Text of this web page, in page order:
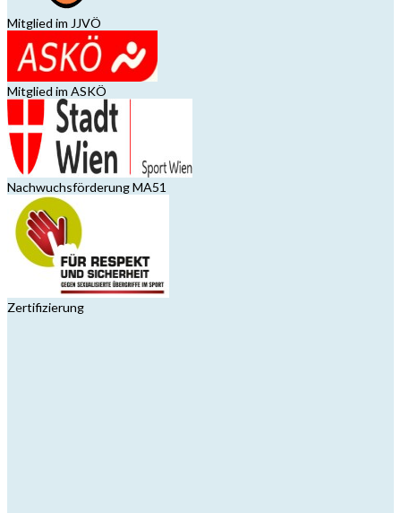
Mitglied im JJVÖ
Mitglied im ASKÖ
Nachwuchsförderung MA51
Zertifizierung